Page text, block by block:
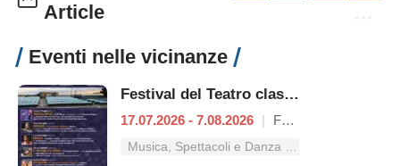
Article
Eventi nelle vicinanze
Festival del Teatro classico
17.07.2026 - 7.08.2026 | Formia
Musica, Spettacoli e Danza nel Lazio